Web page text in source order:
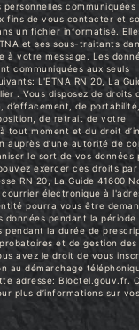
communiquées
fins de vous contacter et
un fichier informatisé.
et ses sous-traitants
à votre message. Les
communiquées aux seuls
L'ETNA RN 20, La
. Vous disposez de droits
d’effacement, de
de retrait de votre
tout moment et du droit
auprès d’une autorité de
le sort de vos données
exercer ces droits par
RN 20, La Guide 41600
électronique à
pourra vous être
données pendant la période
pendant la durée de
et de gestion des
avez le droit de vous
au démarchage
adresse: Bloctel.gouv.fr.
plus d’informations sur